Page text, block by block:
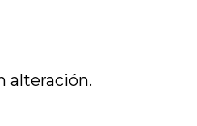
alteración.